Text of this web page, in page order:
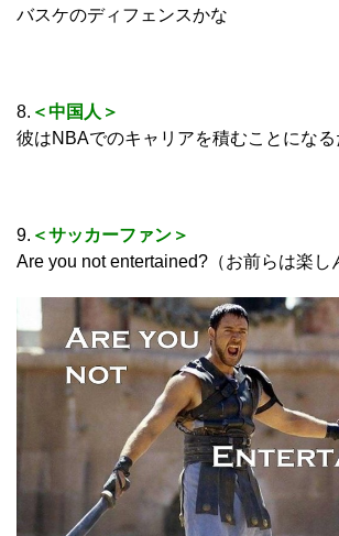
バスケのディフェンスかな
8. ＜中国人＞
彼はNBAでのキャリアを積むことになる
9. ＜サッカーファン＞
Are you not entertained?（お前らは楽し